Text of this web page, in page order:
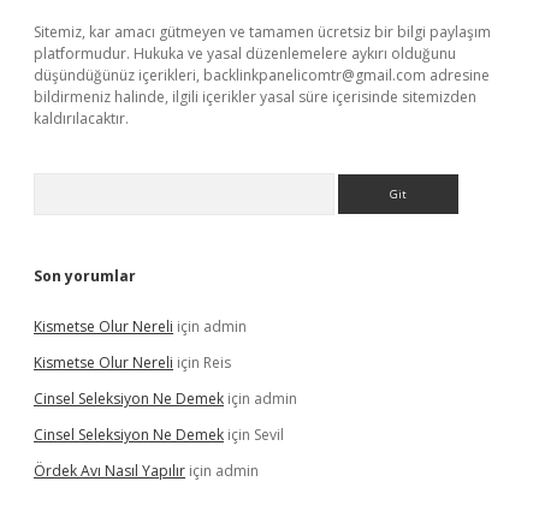
Sitemiz, kar amacı gütmeyen ve tamamen ücretsiz bir bilgi paylaşım
platformudur. Hukuka ve yasal düzenlemelere aykırı olduğunu
düşündüğünüz içerikleri, backlinkpanelicomtr@gmail.com adresine
bildirmeniz halinde, ilgili içerikler yasal süre içerisinde sitemizden
kaldırılacaktır.
Son yorumlar
Kismetse Olur Nereli için admin
Kismetse Olur Nereli için Reis
Cinsel Seleksiyon Ne Demek için admin
Cinsel Seleksiyon Ne Demek için Sevil
Ördek Avı Nasıl Yapılır için admin